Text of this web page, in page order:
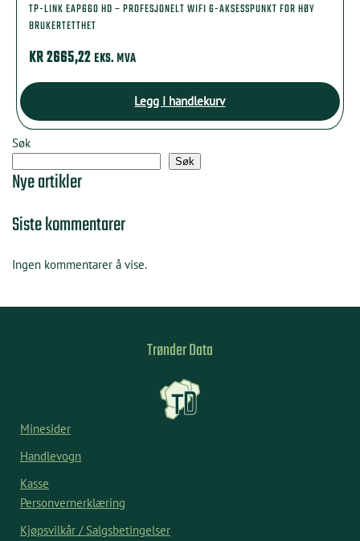
TP-LINK EAP660 HD – PROFESJONELT WIFI 6-AKSESSPUNKT FOR HØY
BRUKERTETTHET
KR2665,22EKS. MVA
Legg i handlekurv
Søk
Søk
Nye artikler
Siste kommentarer
Ingen kommentarer å vise.
Trønder Data
Minesider
Handlevogn
Kasse
Personvernerklæring
Kjøpsvilkår / Salgsbetingelser